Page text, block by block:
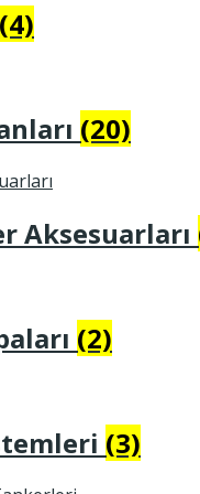
(4)
(20)
Aksesuarları
(2)
(3)